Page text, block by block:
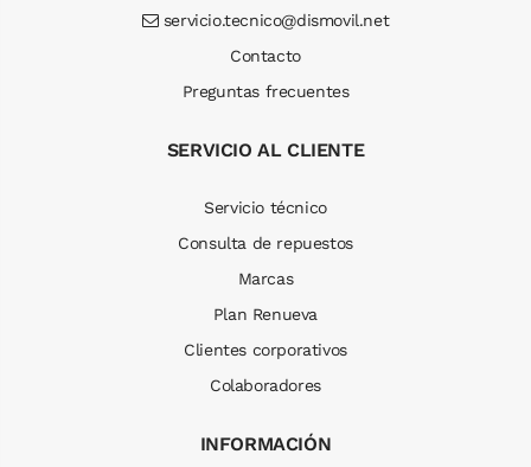
servicio.tecnico@dismovil.net
Contacto
Preguntas frecuentes
SERVICIO AL CLIENTE
Servicio técnico
Consulta de repuestos
Marcas
Plan Renueva
Clientes corporativos
Colaboradores
INFORMACIÓN